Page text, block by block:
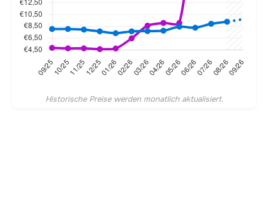
Historische Preise werden monatlich aktualisiert.